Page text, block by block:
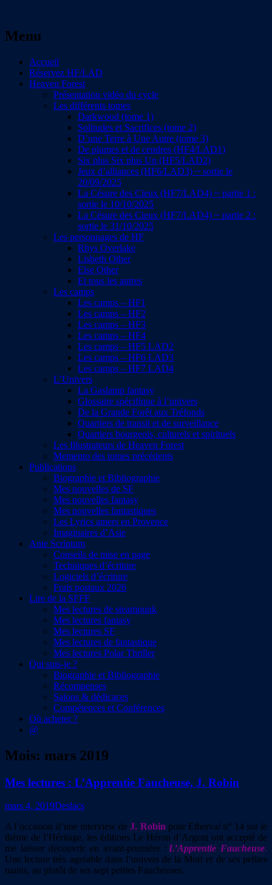
Andréa Deslacs : écrire de la
fantasy, du fantastique, de la
science-fiction
Quand imagination rime avec évasion et
Menu
Aller
contenu
Accueil
Réservez HF/LAD
Heaven Forest
Présentation vidéo du cycle
Les différents tomes
Darkwood (tome 1)
Solitudes et Sacrifices (tome 2)
D’une Terre à Une Autre (tome 3)
De plumes et de cendres (HF4/LAD1)
Six plus Six plus Un (HF5/LAD2)
Jeux d’alliances (HF6/LAD3) ~ sortie le
20/09/2025
La Césure des Cieux (HF7/LAD4) ~ partie 1 :
sortie le 10/10/2025
La Césure des Cieux (HF7/LAD4) ~ partie 2 :
sortie le 31/10/2025
Les personnages de HF
Rhys Overlake
Lisbeth Other
Else Other
Et tous les autres
Les camps
Les camps – HF1
Les camps – HF2
Les camps – HF3
Les camps – HF4
Les camps – HF5 LAD2
Les camps – HF6 LAD3
Les camps – HF7 LAD4
L’Univers
La Gaslamp fantasy
Glossaire spécifique à l’univers
De la Grande Forêt aux Tréfonds
Quartiers de transit et de surveillance
Quartiers bourgeois, culturels et spirituels
Les Illustrateurs de Heaven Forest
Memento des tomes précédents
Publications
Biographie et Bibliographie
Mes nouvelles de SF
Mes nouvelles fantasy
Mes nouvelles fantastiques
Les Lyrics amers en Provence
Imaginaires d’Asie
Ante Scriptum
Conseils de mise en page
Techniques d’écriture
Logiciels d’écriture
Frais postaux 2026
Lire de la SFFF
Mes lectures de steampunk
Mes lectures fantasy
Mes lectures SF
Mes lectures de fantastique
Mes lectures Polar Thriller
Qui suis-je ?
Biographie et Bibliographie
Récompenses
Salons & dédicaces
Compétences et Conférences
Où acheter ?
@
Mois: mars 2019
Mes lectures : L’Apprentie Faucheuse, J. Robin
mars 4, 2019Deslacs
A l’occasion d’une interview de J. Robin pour Etherval n° 14 sur le
thème de l’Héritage, les éditions Le Héron d’Argent ont accepté de
me laisser découvrir en avant-première : L’Apprentie Faucheuse.
Une lecture très agréable dans l’univers de la Mort et de ses petites
mains, au plutôt de ses sept petites Faucheuses.